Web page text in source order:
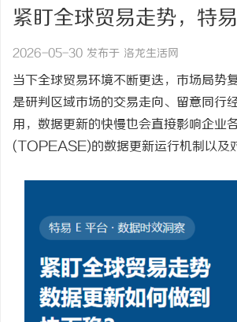
紧盯全球贸易走势，特
2026-05-30 发布于 洛龙生活网
当下全球贸易环境不断更迭，市场局势
是研判区域市场的交易走向、留意同行
用，数据更新的快慢也会直接影响企业
(TOPEASE)的数据更新运行机制以及